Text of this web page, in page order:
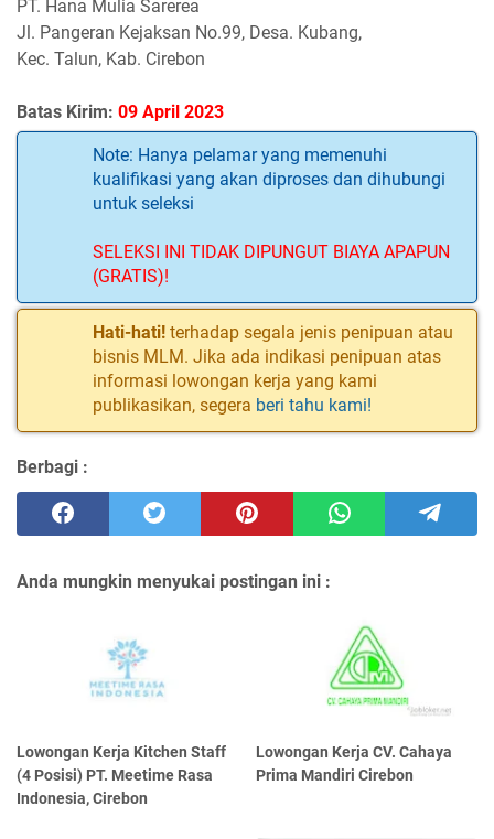
PT. Hana Mulia Sarerea
Jl. Pangeran Kejaksan No.99, Desa. Kubang,
Kec. Talun, Kab. Cirebon
Batas Kirim: 09 April 2023
Note: Hanya pelamar yang memenuhi
kualifikasi yang akan diproses dan dihubungi
untuk seleksi
SELEKSI INI TIDAK DIPUNGUT BIAYA APAPUN
(GRATIS)!
Hati-hati! terhadap segala jenis penipuan atau
bisnis MLM. Jika ada indikasi penipuan atas
informasi lowongan kerja yang kami
publikasikan, segera beri tahu kami!
Berbagi :
Anda mungkin menyukai postingan ini :
Lowongan Kerja Kitchen Staff
(4 Posisi) PT. Meetime Rasa
Indonesia, Cirebon
Lowongan Kerja CV. Cahaya
Prima Mandiri Cirebon